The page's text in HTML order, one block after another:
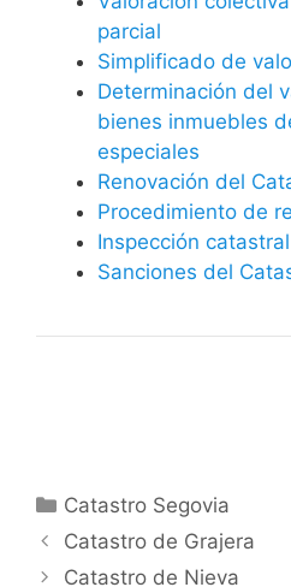
parcial
Simplificado de
Determinación del
bienes inmuebles
especiales
Renovación del
Procedimiento de
Inspección catastral
Sanciones del
Categorías
Catastro Segovia
Catastro de Grajera
Catastro de Nieva